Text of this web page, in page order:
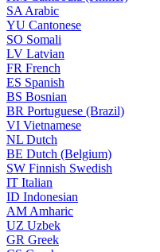
SA Arabic
YU Cantonese
SO Somali
LV Latvian
FR French
ES Spanish
BS Bosnian
BR Portuguese (Brazil)
VI Vietnamese
NL Dutch
BE Dutch (Belgium)
SW Finnish Swedish
IT Italian
ID Indonesian
AM Amharic
UZ Uzbek
GR Greek